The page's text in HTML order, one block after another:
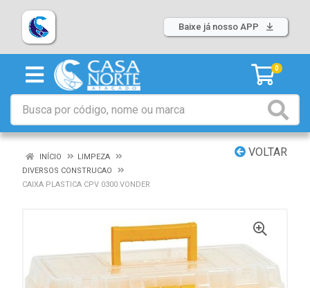
Baixe já nosso APP
0
VOLTAR
INÍCIO
LIMPEZA
DIVERSOS CONSTRUCAO
CAIXA PLASTICA CPV 0300 VONDER